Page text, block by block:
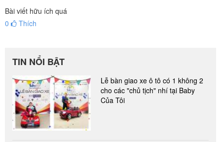
Bài viết hữu ích quá
0
Thích
TIN NỔI BẬT
Lễ bàn giao xe ô tô có 1 không 2
cho các "chủ tịch" nhí tại Baby
Của Tôi